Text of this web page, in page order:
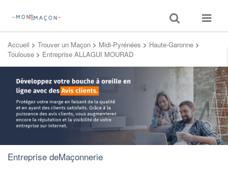
Toggle
search
Toggle
Accueil > Trouver un Maçon > Midi-Pyrénées > Haute-Garonne >
Toulouse > Entreprise ALLAGUI MOURAD
Entreprise deMaçonnerie